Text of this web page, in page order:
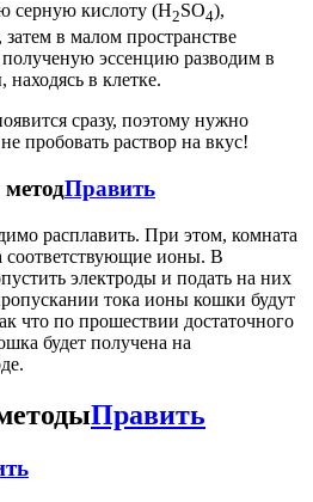
серную кислоту (Н2SO4),
в малом пространстве
эссенцию разводим в
в клетке.
сразу, поэтому нужно
пробовать раствор на вкус!
Править
расплавить. При этом, комната
ионы. В
электроды и подать на них
тока ионы кошки будут
что по прошествии достаточного
будет получена на
Править